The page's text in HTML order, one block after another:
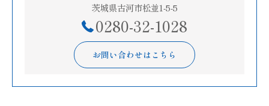
茨城県古河市松並1-5-5
0280-32-1028
お問い合わせはこちら